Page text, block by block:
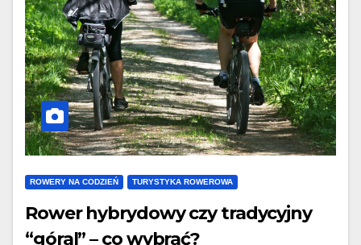
ROWERY NA CODZIEŃ TURYSTYKA ROWEROWA
Rower hybrydowy czy tradycyjny
“góral” – co wybrać?